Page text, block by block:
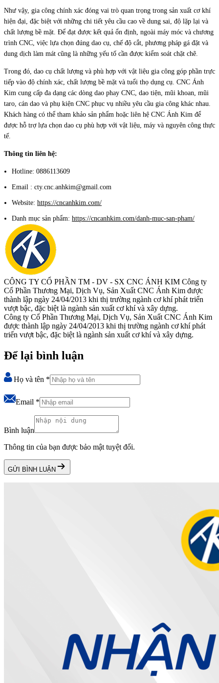
Như vậy, gia công chính xác đóng vai trò quan trọng trong sản xuất cơ khí
hiện đại, đặc biệt với những chi tiết yêu cầu cao về dung sai, độ lặp lại và
chất lượng bề mặt. Để đạt được kết quả ổn định, ngoài máy móc và chương
trình CNC, việc lựa chọn đúng dao cụ, chế độ cắt, phương pháp gá đặt và
dung dịch làm mát cũng là những yếu tố cần được kiểm soát chặt chẽ.
Trong đó, dao cụ chất lượng và phù hợp với vật liệu gia công góp phần trực
tiếp vào độ chính xác, chất lượng bề mặt và tuổi thọ dụng cụ. CNC Ánh
Kim cung cấp đa dạng các dòng dao phay CNC, dao tiện, mũi khoan, mũi
taro, cán dao và phụ kiện CNC phục vụ nhiều yêu cầu gia công khác nhau.
Khách hàng có thể tham khảo sản phẩm hoặc liên hệ CNC Ánh Kim để
được hỗ trợ lựa chọn dao cụ phù hợp với vật liệu, máy và nguyên công thực
tế.
Thông tin liên hệ:
Hotline: 0886113609
Email : cty.cnc.anhkim@gmail.com
Website: https://cncanhkim.com/
Danh mục sản phẩm: https://cncanhkim.com/danh-muc-san-pham/
CÔNG TY CỔ PHẦN TM - DV - SX CNC ÁNH KIM Công ty
Cổ Phần Thương Mại, Dịch Vụ, Sản Xuất CNC Ánh Kim được
thành lập ngày 24/04/2013 khi thị trường ngành cơ khí phát triển
vượt bậc, đặc biệt là ngành sản xuất cơ khí và xây dựng.
Công ty Cổ Phần Thương Mại, Dịch Vụ, Sản Xuất CNC Ánh Kim
được thành lập ngày 24/04/2013 khi thị trường ngành cơ khí phát
triển vượt bậc, đặc biệt là ngành sản xuất cơ khí và xây dựng.
Để lại bình luận
Họ và tên *
Email *
Bình luận
Thông tin của bạn được bảo mật tuyệt đối.
GỬI BÌNH LUẬN